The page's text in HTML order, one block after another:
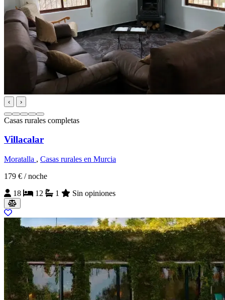
‹ ›
Casas rurales completas
Villacalar
Moratalla , Casas rurales en Murcia
179 € / noche
18
12 1 Sin opiniones